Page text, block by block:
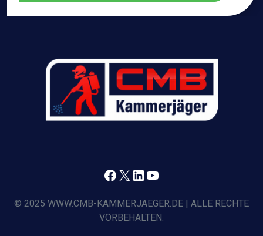
© 2025 WWW.CMB-KAMMERJAEGER.DE | ALLE RECHTE
VORBEHALTEN.
Facebook
X LinkedIn
YouTube